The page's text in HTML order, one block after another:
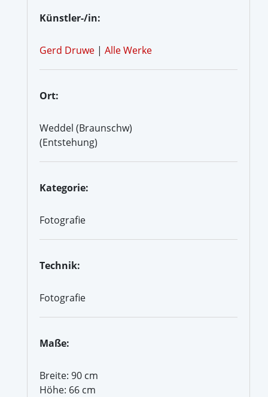
Künstler-/in:
Gerd Druwe | Alle Werke
Ort:
Weddel (Braunschw)
(Entstehung)
Kategorie:
Fotografie
Technik:
Fotografie
Maße:
Breite: 90 cm
Höhe: 66 cm